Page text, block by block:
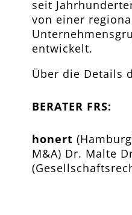
seit
von einer
entwickelt.
Über die Details
BERATER FRS:
honert
M&A) Dr. Malte